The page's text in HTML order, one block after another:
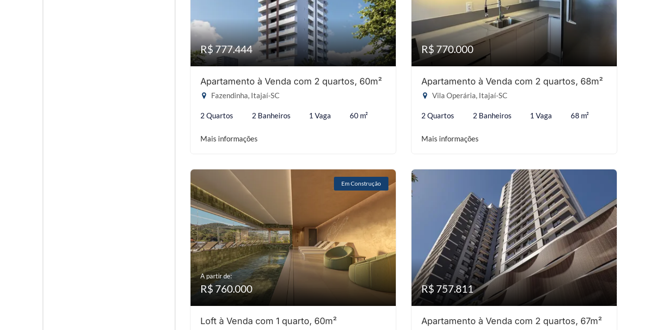
R$ 777.444
Apartamento à Venda com 2 quartos, 60m²
Fazendinha, Itajaí-SC
2 Quartos 2 Banheiros 1 Vaga 60 m²
Mais informações
R$ 770.000
Apartamento à Venda com 2 quartos, 68m²
Vila Operária, Itajaí-SC
2 Quartos 2 Banheiros 1 Vaga 68 m²
Mais informações
Em Construção
A partir de:
R$ 760.000
Loft à Venda com 1 quarto, 60m²
R$ 757.811
Apartamento à Venda com 2 quartos, 67m²